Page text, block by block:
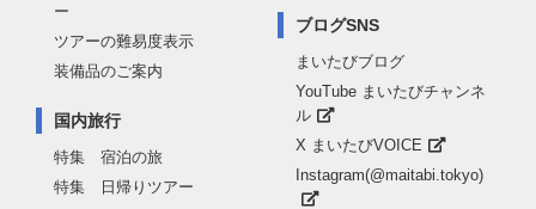
ー
ツアーの難易度表示
装備品のご案内
国内旅行
特集 宿泊の旅
特集 日帰りツアー
ブログSNS
まいたびブログ
YouTube まいたびチャンネ
ル
X まいたびVOICE
Instagram(@maitabi.tokyo)